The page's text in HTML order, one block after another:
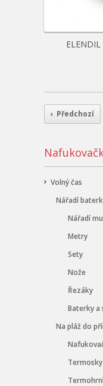
‹ Předchozí
Volný čas
Nářadí
Nářadí
Metry
Sety
Nože
Řezáky
Baterky a
Na pláž do